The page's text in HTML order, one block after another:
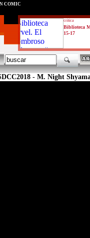
critica
Biblioteca
15-17
CÓMIC
- M. Night